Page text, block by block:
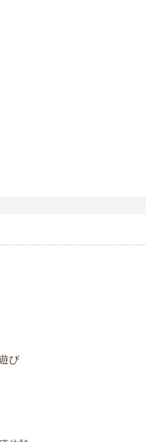
び